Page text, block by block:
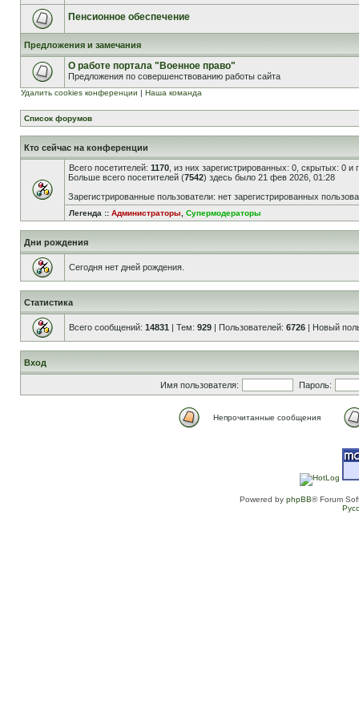
Пенсионное обеспечение
Предложения и замечания
О работе портала "Военное право"
Предложения по совершенствованию работы сайта
Удалить cookies конференции | Наша команда
Список форумов
Кто сейчас на конференции
Всего посетителей: 1170 , из них зарегистрированных: 0, скрытых: 0
Больше всего посетителей (7542) здесь было 21 фев 2026, 01:28
Зарегистрированные пользователи: нет зарегистрированных
Легенда :: Администраторы Супермодераторы
Дни рождения
Сегодня нет дней рождения.
Статистика
Всего сообщений: 14831 | Тем: 929 | Пользователей: 6726 | Новый
Вход
Имя пользователя: Пароль:
Непрочитанные сообщения
Powered by phpBB® Forum